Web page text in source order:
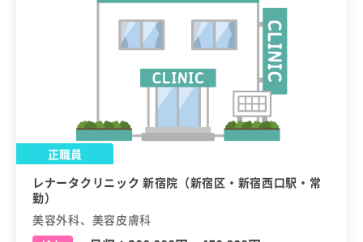
正職員
レナータクリニック 新宿院（新宿区・新宿西口駅・常
勤）
美容外科、美容皮膚科